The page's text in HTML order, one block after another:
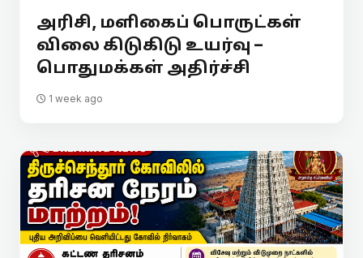
அரிசி, மளிகைப் பொருட்கள்
விலை கிடுகிடு உயர்வு –
பொதுமக்கள் அதிர்ச்சி
1 week ago